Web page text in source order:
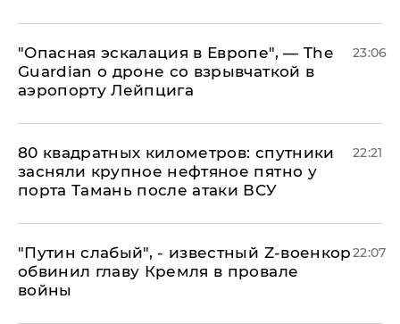
"Опасная эскалация в Европе", — The
Guardian о дроне со взрывчаткой в
аэропорту Лейпцига
23:06
80 квадратных километров: спутники
засняли крупное нефтяное пятно у
порта Тамань после атаки ВСУ
22:21
​"Путин слабый", - известный Z-военкор
обвинил главу Кремля в провале
войны
22:07